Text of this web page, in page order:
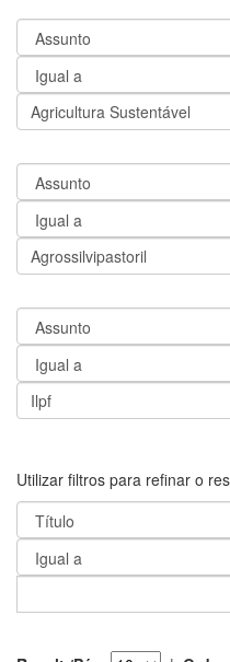
Utilizar filtros para refinar o